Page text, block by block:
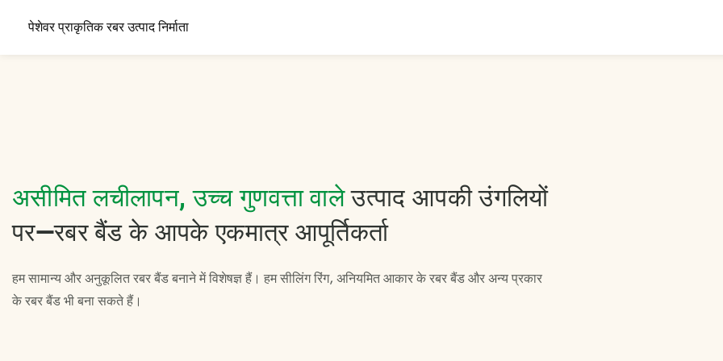
पेशेवर प्राकृतिक रबर उत्पाद निर्माता
असीमित लचीलापन, उच्च गुणवत्ता वालेउत्पाद आपकी उंगलियों
पर—रबर बैंड के आपके एकमात्र आपूर्तिकर्ता
हम सामान्य और अनुकूलित रबर बैंड बनाने में विशेषज्ञ हैं। हम सीलिंग रिंग, अनियमित आकार के रबर बैंड और अन्य प्रकार
के रबर बैंड भी बना सकते हैं।